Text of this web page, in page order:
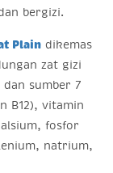
bergizi.
Plain dikemas
zat gizi
sumber 7
B12), vitamin
fosfor
natrium,